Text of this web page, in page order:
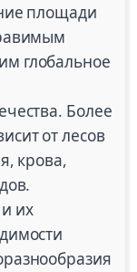
площади
глобальное
Более
от лесов
крова,
их